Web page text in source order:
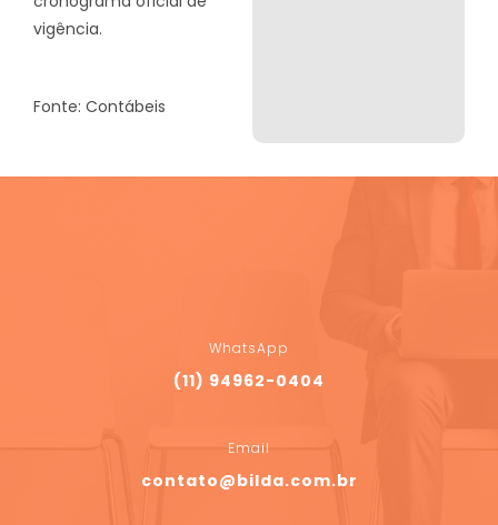
vigência.
Fonte: Contábeis
WhatsApp
(11) 94962-0404
Email
contato@bilda.com.br